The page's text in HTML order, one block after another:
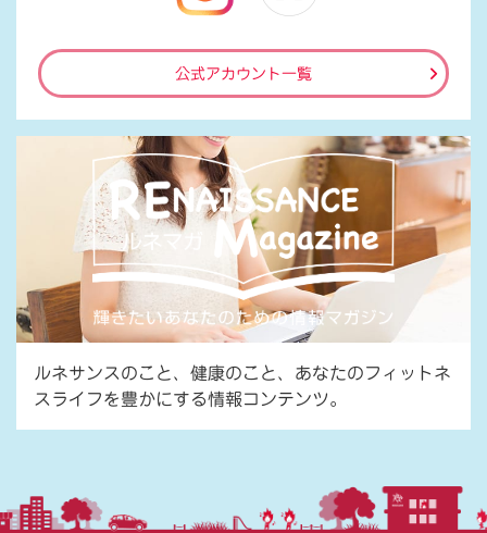
公式アカウント一覧
ルネサンスのこと、健康のこと、あなたのフィットネ
スライフを豊かにする情報コンテンツ。